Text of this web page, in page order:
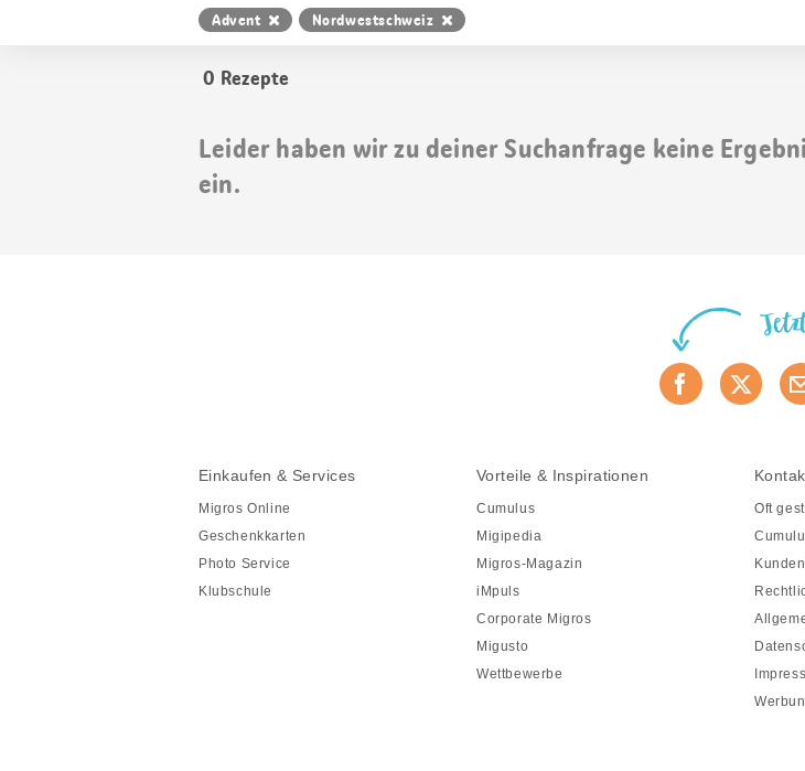
Advent Nordwestschweiz
0 Rezepte
Leider haben wir zu deiner Suchanfrage keine
ein.
Einkaufen & Services
Migros Online
Geschenkkarten
Photo Service
Klubschule
Vorteile & Inspirationen
Cumulus
Migipedia
Migros-Magazin
iMpuls
Corporate Migros
Migusto
Wettbewerbe
Oft